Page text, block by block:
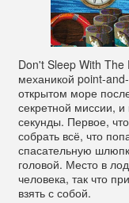
Don't Sleep With
механикой point-
открытом море
секретной миссии, и
секунды. Первое,
собрать всё, что
спасательную
головой. Место в
человека, так что
взять с собой.